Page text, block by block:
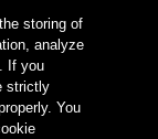
storing of
analyze
If you
strictly
You